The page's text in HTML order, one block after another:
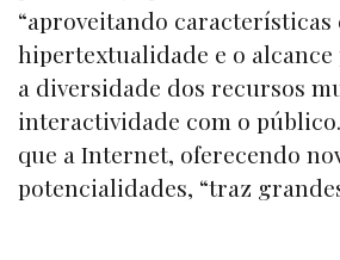
“aproveitando características
hipertextualidade e o alcance
a diversidade dos recursos
interactividade com o
que a Internet, oferecendo
potencialidades, “traz